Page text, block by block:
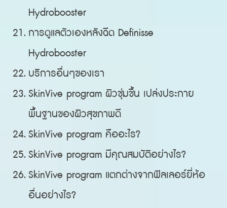
Hydrobooster
การดูแลตัวเองหลังฉีด Definisse
Hydrobooster
บริการอื่นๆของเรา
SkinVive program ผิวชุ่มชื้น เปล่งประกาย
พื้นฐานของผิวสุขภาพดี
SkinVive program คืออะไร?
SkinVive program มีคุณสมบัติอย่างไร?
SkinVive program แตกต่างจากฟิลเลอร์ยี่ห้อ
อื่นอย่างไร?